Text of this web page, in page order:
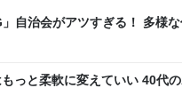
自治会がアツすぎる！ 多様
通改善など“街の価値向上”戦
っと柔軟に変えていい 40代
ん by イーアイデム